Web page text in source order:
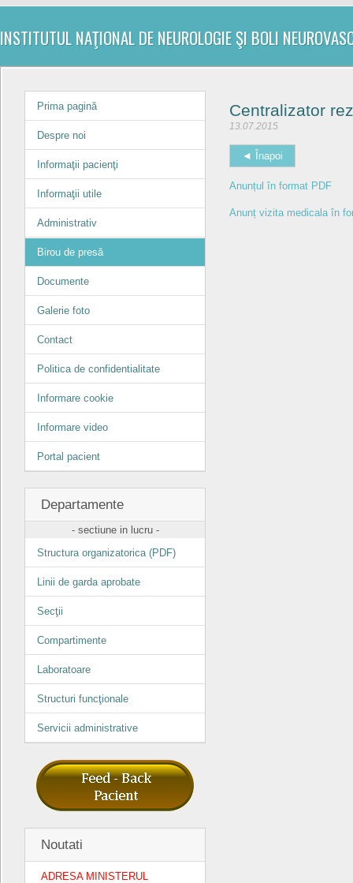
INSTITUTUL NAŢIONAL DE NEUROLOGIE ŞI BOLI
Prima pagină
Despre noi
Informaţii pacienţi
Informaţii utile
Administrativ
Birou de presă
Documente
Galerie foto
Contact
Politica de confidentialitate
Informare cookie
Informare video
Portal pacient
Departamente
- sectiune in lucru -
Structura organizatorica (PDF)
Linii de garda aprobate
Secţii
Compartimente
Laboratoare
Structuri funcţionale
Servicii administrative
Noutati
ADRESA MINISTERUL
Centralizator
13.07.2015
◄ Înapoi
Anunțul în format PDF
Anunț vizita medicala în